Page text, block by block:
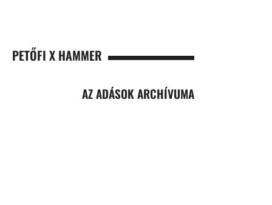
PETŐFI X HAMMER
AZ ADÁSOK ARCHÍVUMA